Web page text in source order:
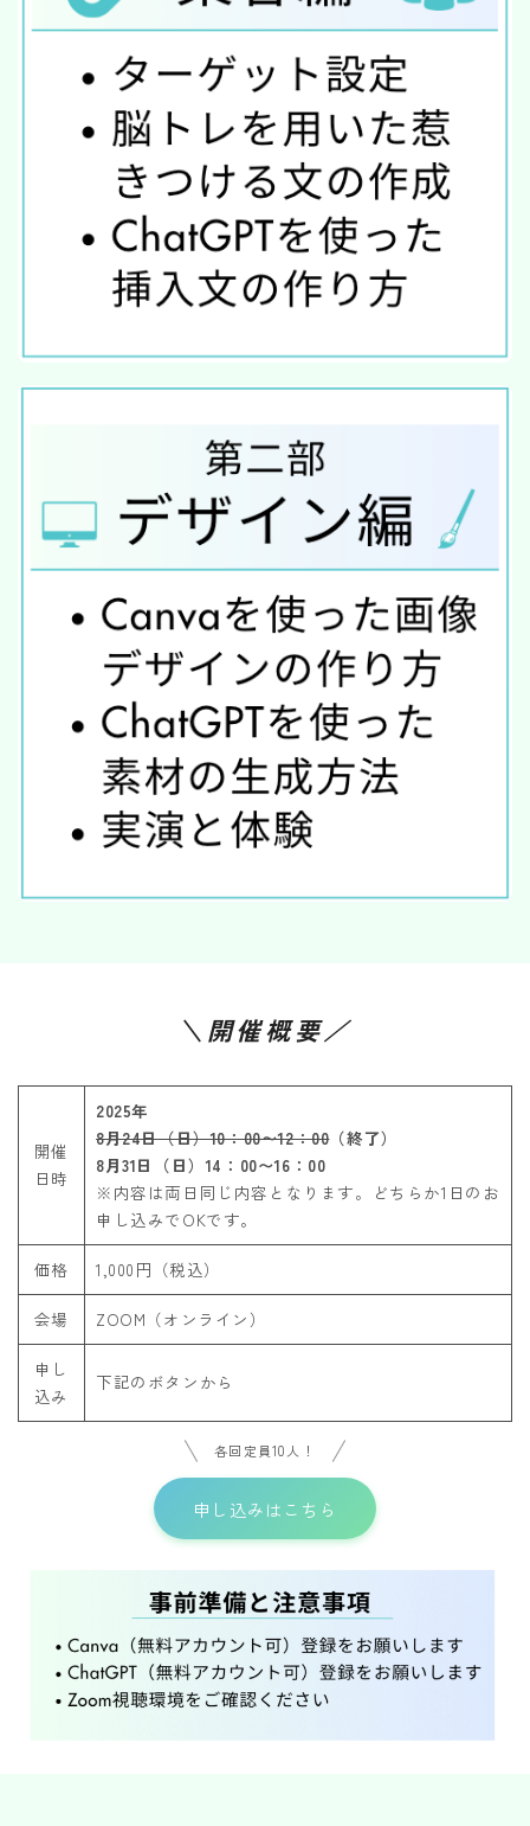
＼開催概要／
開催
日時
2025年
8月24日（日）10：00〜12：00（終了）
8月31日（日）14：00〜16：00
※内容は両日同じ内容となります。どちらか1日のお
申し込みでOKです。
価格 1,000円（税込）
会場 ZOOM（オンライン）
申し
込み
下記のボタンから
各回定員10人！
申し込みはこちら